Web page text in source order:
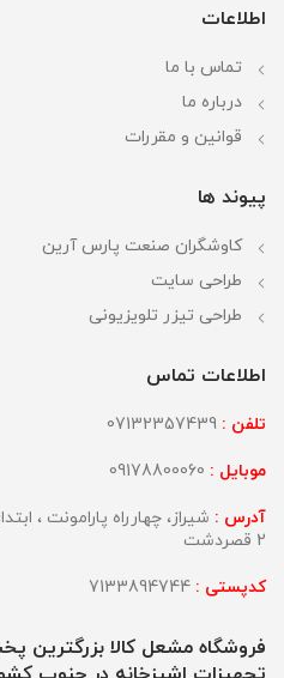
اطلاعات
تماس با ما
درباره ما
قوانین و مقررات
پیوند ها
کاوشگران صنعت پارس آرین
طراحی سایت
طراحی تیزر تلویزیونی
اطلاعات تماس
تلفن :
موبایل :
آدرس : شیراز، چهارراه پارامونت ،
2 قصردشت
کدپستی :
فروشگاه مشعل کالا بزرگترین